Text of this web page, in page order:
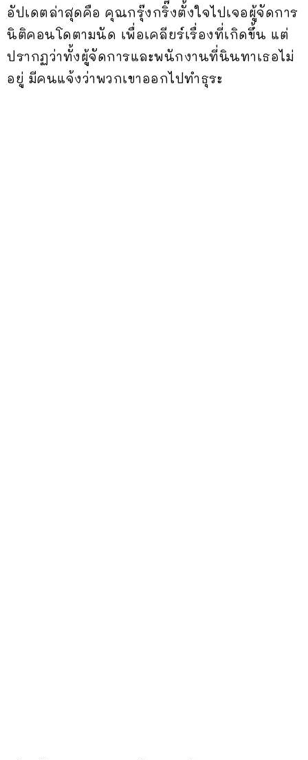
อัปเดตล่าสุดคือ คุณกรุ๊งกริ๊งตั้งใจไปเจอผู้จัดการ
นิติคอนโดตามนัด เพื่อเคลียร์เรื่องที่เกิดขึ้น แต่
ปรากฏว่าทั้งผู้จัดการและพนักงานที่นินทาเธอไม่
อยู่ มีคนแจ้งว่าพวกเขาออกไปทำธุระ